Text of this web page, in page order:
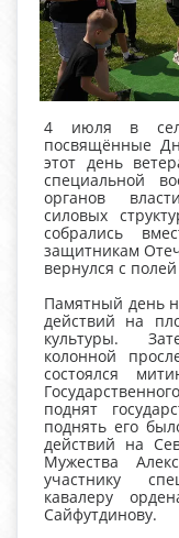
4 июля в
посвящённые
этот день
специальной
органов
силовых
собрались
защитникам
вернулся с
Памятный день
действий на
культуры.
колонной
состоялся
поднят
поднять его
действий на
Мужества
участнику
кавалеру
Сайфутдинову.